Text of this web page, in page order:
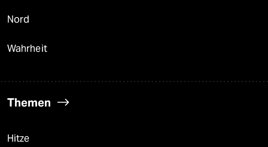
Nord
Wahrheit
Themen
Hitze